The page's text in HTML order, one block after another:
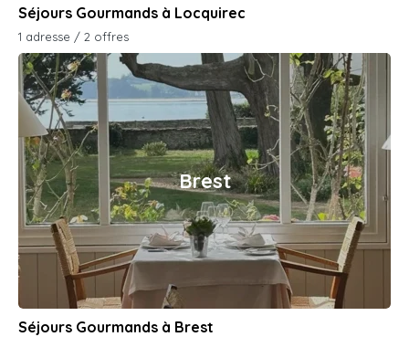
Séjours Gourmands à Locquirec
1 adresse / 2 offres
Brest
Séjours Gourmands à Brest